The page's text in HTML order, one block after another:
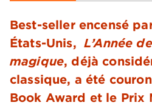
Best-seller encensé
États-Unis,L’Année
magique, déjà
classique, a été
Book Award et le Prix